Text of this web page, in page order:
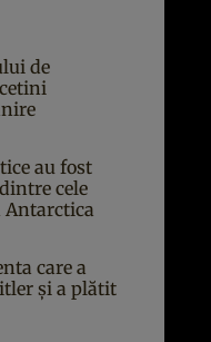
de
au fost
cele
care a
și a plătit